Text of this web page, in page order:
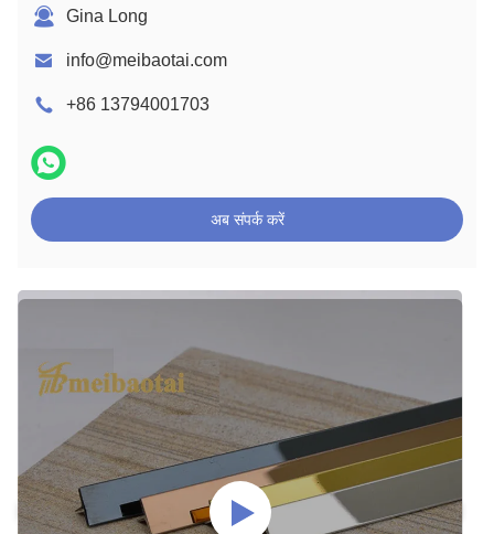
Gina Long
info@meibaotai.com
+86 13794001703
अब संपर्क करें